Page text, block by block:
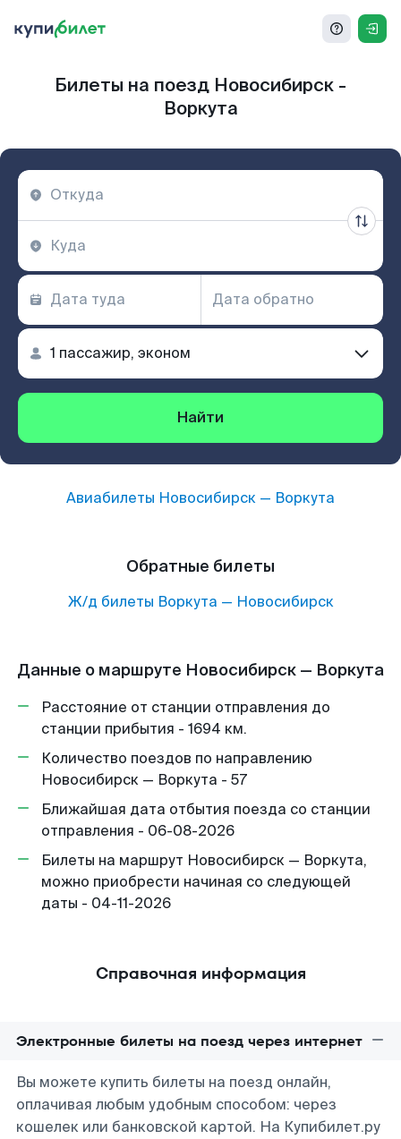
Билеты на поезд Новосибирск -
Воркута
Найти
Авиабилеты Новосибирск — Воркута
Обратные билеты
Ж/д билеты Воркута — Новосибирск
Данные о маршруте Новосибирск — Воркута
Расстояние от станции отправления до
станции прибытия - 1694 км.
Количество поездов по направлению
Новосибирск — Воркута - 57
Ближайшая дата отбытия поезда со станции
отправления - 06-08-2026
Билеты на маршрут Новосибирск — Воркута,
можно приобрести начиная со следующей
даты - 04-11-2026
Справочная информация
Электронные билеты на поезд через интернет
Вы можете купить билеты на поезд онлайн,
оплачивая любым удобным способом: через
кошелек или банковской картой. На Купибилет.ру